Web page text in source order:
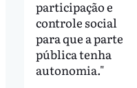
participação e
controle social
para que a parte
pública tenha
autonomia."